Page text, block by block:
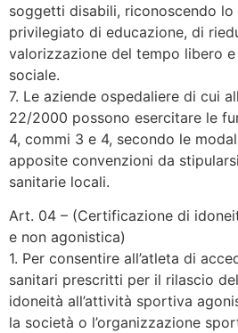
soggetti disabili, riconoscendo
privilegiato di educazione, di
valorizzazione del tempo libero
sociale.
7. Le aziende ospedaliere di cui
22/2000 possono esercitare le
4, commi 3 e 4, secondo le
apposite convenzioni da
sanitarie locali.
Art. 04 – (Certificazione di
e non agonistica)
1. Per consentire all’atleta di
sanitari prescritti per il rilascio
idoneità all’attività sportiva
la società o l’organizzazione